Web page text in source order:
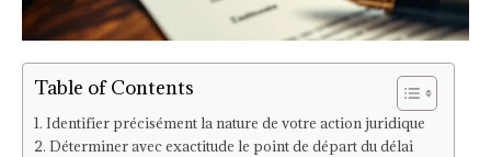
Table of Contents
Identifier précisément la nature de votre action juridique
Déterminer avec exactitude le point de départ du délai